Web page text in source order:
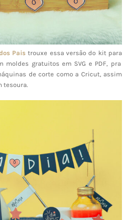
Pais trouxe essa versão do kit para
moldes gratuitos em SVG e PDF, pra
de corte como a Cricut, assim
tesoura.